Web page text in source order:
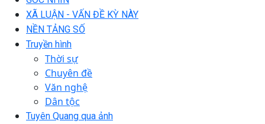
XÃ LUẬN - VẤN ĐỀ KỲ NÀY
NỀN TẢNG SỐ
Truyền hình
Thời sự
Chuyên đề
Văn nghệ
Dân tộc
Tuyên Quang qua ảnh